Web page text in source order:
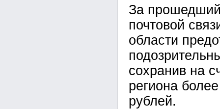
За
почтовой
области
сохранив на
региона
рублей.